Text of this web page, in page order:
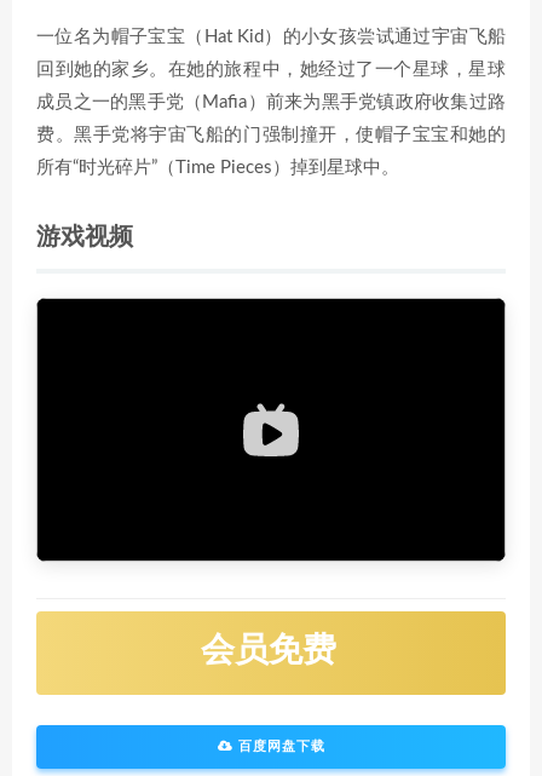
一位名为帽子宝宝（Hat Kid）的小女孩尝试通过宇宙飞船
回到她的家乡。在她的旅程中，她经过了一个星球，星球
成员之一的黑手党（Mafia）前来为黑手党镇政府收集过路
费。黑手党将宇宙飞船的门强制撞开，使帽子宝宝和她的
所有“时光碎片”（Time Pieces）掉到星球中。
游戏视频
会员免费
百度网盘下载